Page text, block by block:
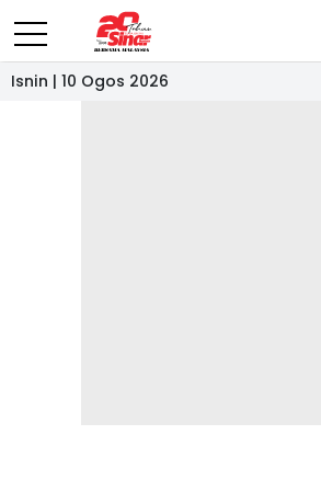
Isnin | 10 Ogos 2026